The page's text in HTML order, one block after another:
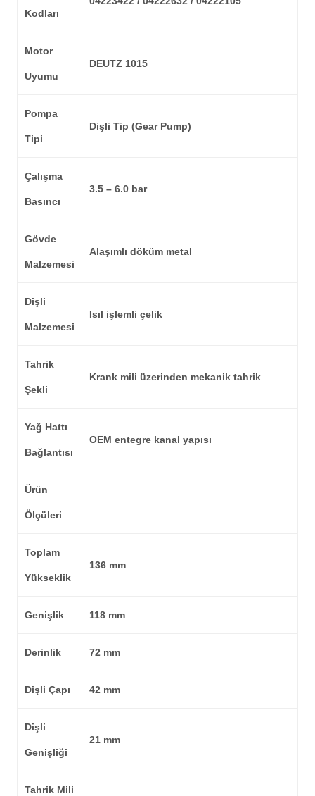
Kodları
Motor
Uyumu
DEUTZ 1015
Pompa
Tipi
Dişli Tip (Gear Pump)
Çalışma
Basıncı
3.5 – 6.0 bar
Gövde
Malzemesi
Alaşımlı döküm metal
Dişli
Malzemesi
Isıl işlemli çelik
Tahrik
Şekli
Krank mili üzerinden mekanik tahrik
Yağ Hattı
Bağlantısı
OEM entegre kanal yapısı
Ürün
Ölçüleri
Toplam
Yükseklik
136 mm
Genişlik 118 mm
Derinlik 72 mm
Dişli Çapı 42 mm
Dişli
Genişliği
21 mm
Tahrik Mili